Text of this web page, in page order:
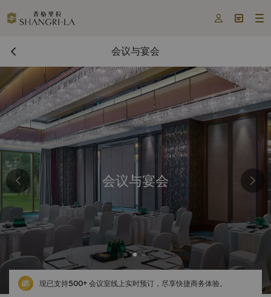
  
会议与宴会
会议与宴会
现已支持500+ 会议室线上实时预订，尽享快捷商务体验。